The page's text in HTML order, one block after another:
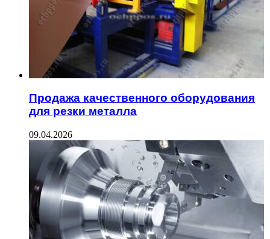
Продажа качественного оборудования
для резки металла
09.04.2026